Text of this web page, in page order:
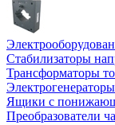
Стабилизаторы
Трансформаторы
Электрогенераторы
Ящики с
Преобразователи